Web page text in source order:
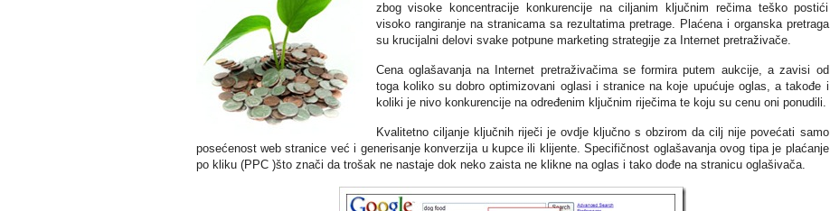
zbog visoke koncentracije konkurencije na ciljanim ključnim rečima teško postići
visoko rangiranje na stranicama sa rezultatima pretrage. Plaćena i organska pretraga
su krucijalni delovi svake potpune marketing strategije za Internet pretraživače.
Cena oglašavanja na Internet pretraživačima se formira putem aukcije, a zavisi od
toga koliko su dobro optimizovani oglasi i stranice na koje upućuje oglas, a takođe i
koliki je nivo konkurencije na određenim ključnim riječima te koju su cenu oni ponudili.
Kvalitetno ciljanje ključnih riječi je ovdje ključno s obzirom da cilj nije povećati samo
posećenost web stranice već i generisanje konverzija u kupce ili klijente. Specifičnost oglašavanja ovog tipa je plaćanje
po kliku (PPC )što znači da trošak ne nastaje dok neko zaista ne klikne na oglas i tako dođe na stranicu oglašivača.